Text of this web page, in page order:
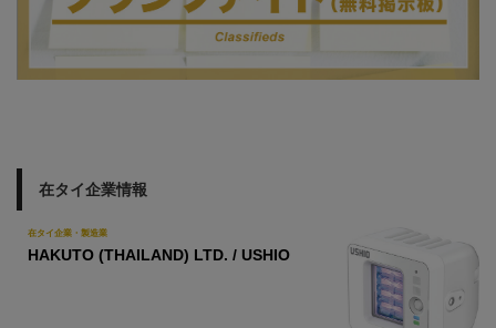
在タイ企業情報
在タイ企業・製造業
HAKUTO (THAILAND) LTD. / USHIO